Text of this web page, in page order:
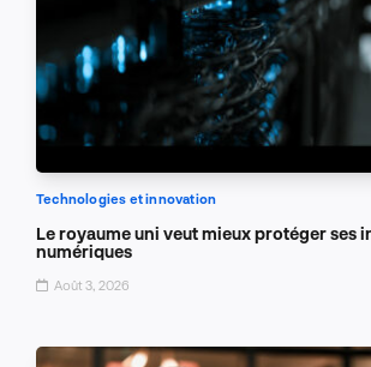
Technologies et innovation
Le royaume uni veut mieux protéger ses
numériques
Août 3, 2026